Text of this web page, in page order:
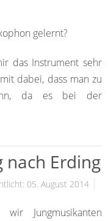
gelernt?
das Instrument sehr
dabei, dass man zu
da es bei der
nach Erding
05. August 2014
Jungmusikanten